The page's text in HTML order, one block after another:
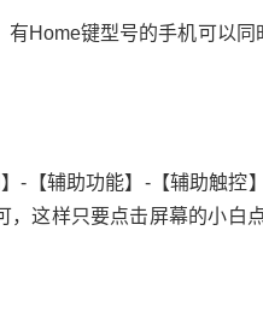
Home键型号的手机可以
-【辅助功能】-【辅助触控
，这样只要点击屏幕的小白